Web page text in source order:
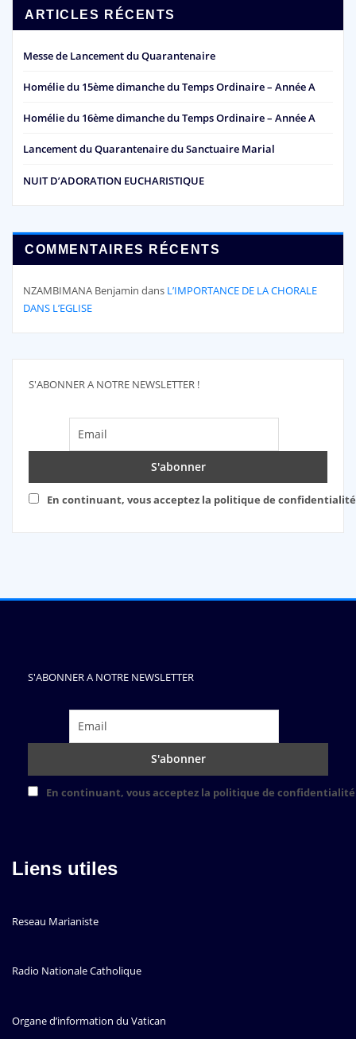
ARTICLES RÉCENTS
Messe de Lancement du Quarantenaire
Homélie du 15ème dimanche du Temps Ordinaire – Année A
Homélie du 16ème dimanche du Temps Ordinaire – Année A
Lancement du Quarantenaire du Sanctuaire Marial
NUIT D’ADORATION EUCHARISTIQUE
COMMENTAIRES RÉCENTS
NZAMBIMANA Benjamin dans L’IMPORTANCE DE LA CHORALE
DANS L’EGLISE
S'ABONNER A NOTRE NEWSLETTER !
En continuant, vous acceptez la politique de confidentialité
S'ABONNER A NOTRE NEWSLETTER
En continuant, vous acceptez la politique de confidentialité
Liens utiles
Reseau Marianiste
Radio Nationale Catholique
Organe d’information du Vatican